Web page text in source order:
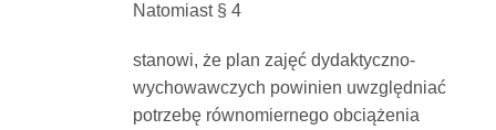
Natomiast § 4
stanowi, że plan zajęć dydaktyczno-
wychowawczych powinien uwzględniać
potrzebę równomiernego obciążenia